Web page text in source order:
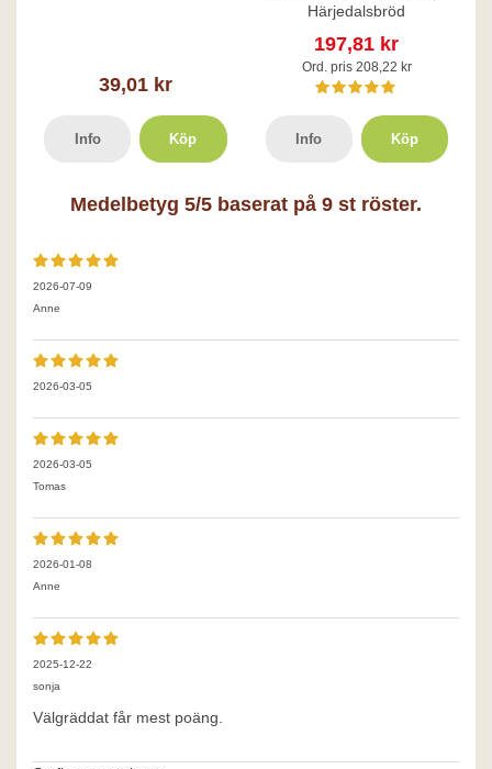
39,01 kr
Info Köp
Härjedalsbröd
197,81 kr
Ord. pris 208,22 kr
Info Köp
Medelbetyg 5/5 baserat på 9 st röster.
2026-07-09
Anne
2026-03-05
2026-03-05
Tomas
2026-01-08
Anne
2025-12-22
sonja
Välgräddat får mest poäng.